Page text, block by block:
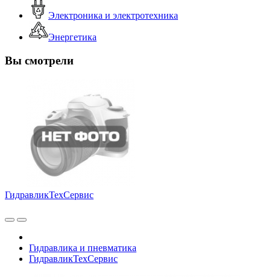
Электроника и электротехника
Энергетика
Вы смотрели
ГидравликТехСервис
Гидравлика и пневматика
ГидравликТехСервис